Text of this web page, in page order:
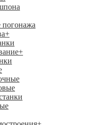
+
+